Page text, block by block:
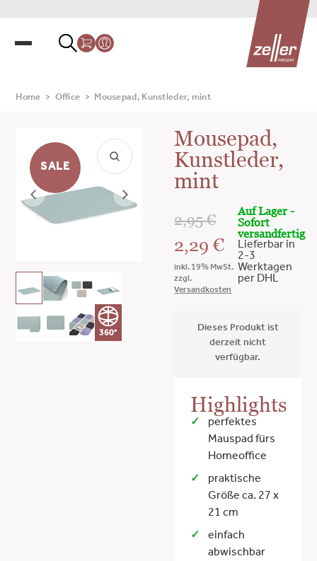
Home > Office > Mousepad, Kunstleder, mint
SALE
360°
Mousepad,
Kunstleder,
mint
2,95€
2,29€
inkl. 19% MwSt.
zzgl.
Versandkosten
Auf Lager -
Sofort
versandfertig
Lieferbar in
2-3
Werktagen
per DHL
Dieses Produkt ist
derzeit nicht
verfügbar.
Highlights
perfektes
Mauspad fürs
Homeoffice
praktische
Größe ca. 27 x
21 cm
einfach
abwischbar